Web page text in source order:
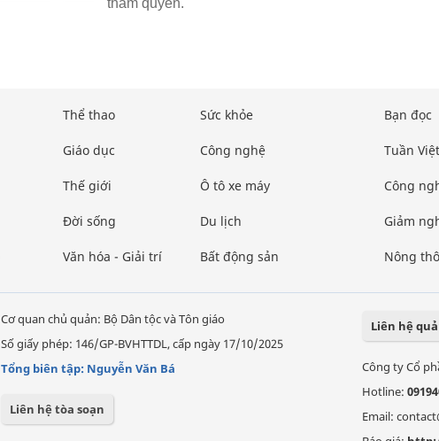
Thể thao
Giáo dục
Thế giới
Đời sống
Văn hóa - Giải trí
Sức khỏe
Công nghệ
Ô tô xe máy
Du lịch
Bất động sản
Bạn đọc
Tuần
Công
Giảm
Nông
Cơ quan chủ quản: Bộ Dân tộc và Tôn giáo
Số giấy phép: 146/GP-BVHTTDL, cấp ngày 17/10/2025
Tổng biên tập: Nguyễn Văn Bá
Liên hệ tòa soạn
Liên hệ
Công ty Cổ
Hotline:
Email: